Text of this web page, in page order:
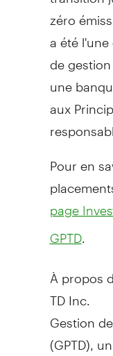
zéro
a été
de
une
aux
Pour en
page
GPTD.
À propos
TD Inc.
Gestion
(GPTD),